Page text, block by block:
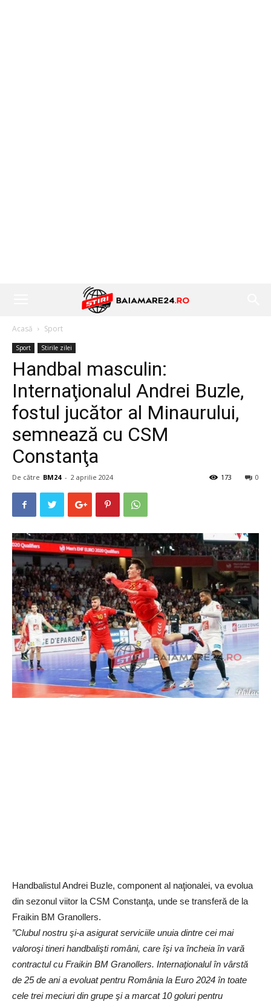
Acasă Sport
Sport Stirile zilei
Handbal masculin:
Internaţionalul Andrei Buzle,
fostul jucător al Minaurului,
semnează cu CSM
Constanţa
De către BM24 - 2 aprilie 2024 0
173
Handbalistul Andrei Buzle, component al naţionalei, va evolua
din sezonul viitor la CSM Constanţa, unde se transferă de la
Fraikin BM Granollers.
”Clubul nostru şi-a asigurat serviciile unuia dintre cei mai
valoroşi tineri handbalişti români, care îşi va încheia în vară
contractul cu Fraikin BM Granollers. Internaţionalul în vârstă
de 25 de ani a evoluat pentru România la Euro 2024 în toate
cele trei meciuri din grupe şi a marcat 10 goluri pentru